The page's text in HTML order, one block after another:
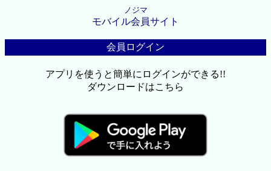
ノジマ
モバイル会員サイト
会員ログイン
アプリを使うと簡単にログインができる!!
ダウンロードはこちら